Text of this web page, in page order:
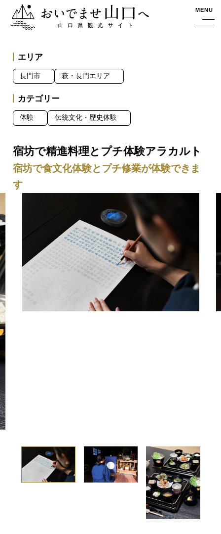
おいでませ山口へー山口県観光サイト MENU
宿坊で精進料理とプチ体験アラカルト
宿坊で食文化体験とプチ修業が体験できま
す
エリア
長門市 萩・長門エリア
カテゴリー
体験 伝統文化・歴史体験